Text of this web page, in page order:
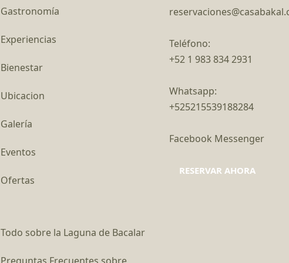
Gastronomía
Experiencias
Bienestar
Ubicacion
Galería
Eventos
Ofertas
Todo sobre la Laguna de Bacalar
Teléfono:
+52 1 983 834 2931
Whatsapp:
+525215539188284
Facebook Messenger
RESERVAR AHORA